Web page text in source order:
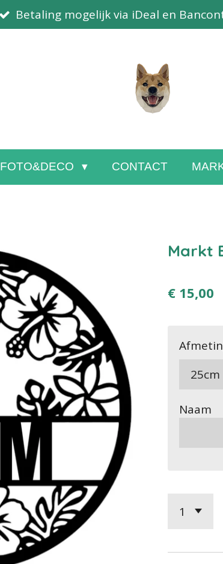
Betaling mogelijk via iDeal en
FOTO&DECO CONTACT
Markt
€ 15,00
Naam